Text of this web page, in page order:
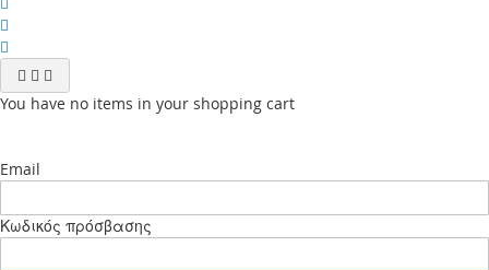
You have no items in your shopping cart
Email
Κωδικός πρόσβασης